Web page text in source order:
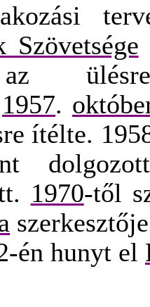
az
1957.
ítélte.
1970-től
én hunyt el